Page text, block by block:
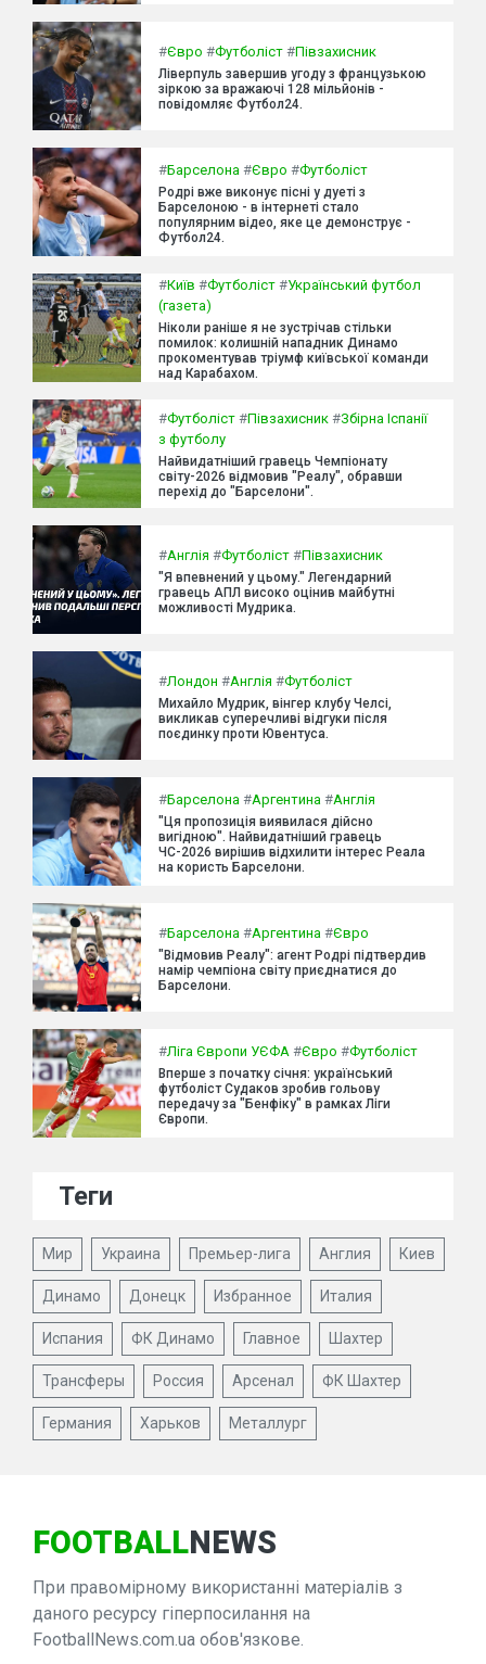
#Євро #Футболіст #Півзахисник
Ліверпуль завершив угоду з французькою
зіркою за вражаючі 128 мільйонів -
повідомляє Футбол24.
#Барселона #Євро #Футболіст
Родрі вже виконує пісні у дуеті з
Барселоною - в інтернеті стало
популярним відео, яке це демонструє -
Футбол24.
#Київ #Футболіст #Український футбол
(газета)
Ніколи раніше я не зустрічав стільки
помилок: колишній нападник Динамо
прокоментував тріумф київської команди
над Карабахом.
#Футболіст #Півзахисник #Збірна Іспанії
з футболу
Найвидатніший гравець Чемпіонату
світу-2026 відмовив "Реалу", обравши
перехід до "Барселони".
#Англія #Футболіст #Півзахисник
"Я впевнений у цьому." Легендарний
гравець АПЛ високо оцінив майбутні
можливості Мудрика.
#Лондон #Англія #Футболіст
Михайло Мудрик, вінгер клубу Челсі,
викликав суперечливі відгуки після
поєдинку проти Ювентуса.
#Барселона #Аргентина #Англія
"Ця пропозиція виявилася дійсно
вигідною". Найвидатніший гравець
ЧС-2026 вирішив відхилити інтерес Реала
на користь Барселони.
#Барселона #Аргентина #Євро
"Відмовив Реалу": агент Родрі підтвердив
намір чемпіона світу приєднатися до
Барселони.
#Ліга Європи УЄФА #Євро #Футболіст
Вперше з початку січня: український
футболіст Судаков зробив гольову
передачу за "Бенфіку" в рамках Ліги
Європи.
Теги
Мир Украина Премьер-лига Англия Киев
Динамо Донецк Избранное Италия
Испания ФК Динамо Главное Шахтер
Трансферы Россия Арсенал ФК Шахтер
Германия Харьков Металлург
FOOTBALLNEWS
При правомірному використанні матеріалів з
даного ресурсу гіперпосилання на
FootballNews.com.ua обов'язкове.